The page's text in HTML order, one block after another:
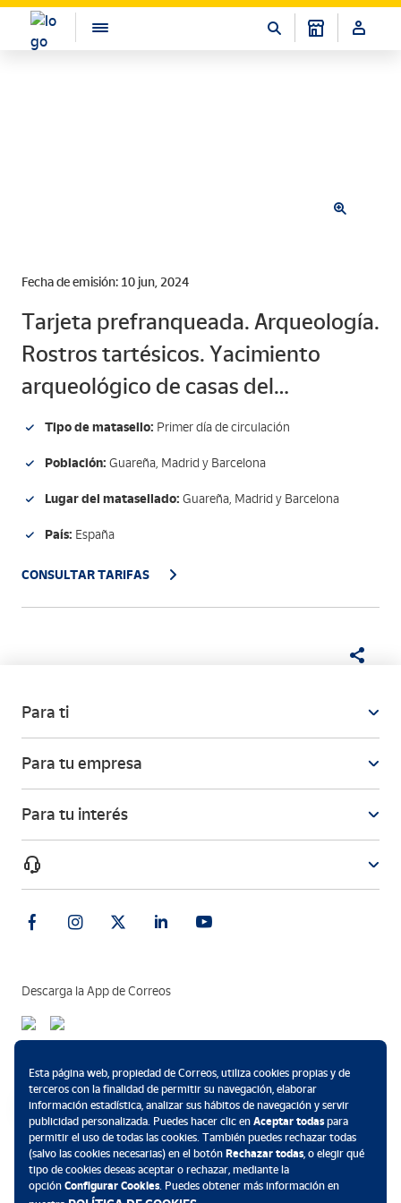
Fecha de emisión: 10 jun, 2024
Tarjeta prefranqueada. Arqueología.
Rostros tartésicos. Yacimiento
arqueológico de casas del
turuñuelo.
Tipo de matasello: Primer día de circulación
Población: Guareña, Madrid y Barcelona
Lugar del matasellado: Guareña, Madrid y Barcelona
País: España
CONSULTAR TARIFAS
Para ti
Para tu empresa
Para tu interés
Descarga la App de Correos
Esta página web, propiedad de Correos, utiliza cookies propias y de
terceros con la finalidad de permitir su navegación, elaborar
información estadística, analizar sus hábitos de navegación y servir
publicidad personalizada. Puedes hacer clic en Aceptar todaspara
permitir el uso de todas las cookies. También puedes rechazar todas
(salvo las cookies necesarias) en el botón Rechazar todas, o elegir qué
tipo de cookies deseas aceptar o rechazar, mediante la
opción Configurar Cookies. Puedes obtener más información en